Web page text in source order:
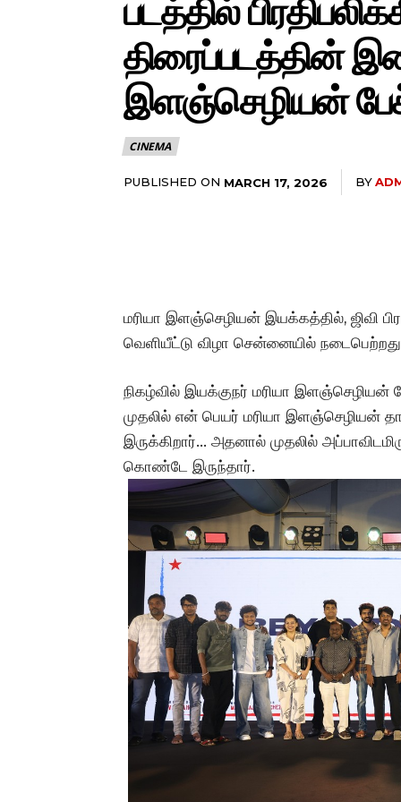
படத்தில்
திரைப்படத்தின்
இளஞ்செழியன்
CINEMA
PUBLISHED ON MARCH 17, 2026 BY
மரியா இளஞ்செழியன் இயக்கத்தில், ஜிவி
வெளியீட்டு விழா சென்னையில்
நிகழ்வில் இயக்குநர் மரியா
முதலில் என் பெயர் மரியா இளஞ்செழியன்
இருக்கிறார்… அதனால் முதலில்
கொண்டே இருந்தார்.